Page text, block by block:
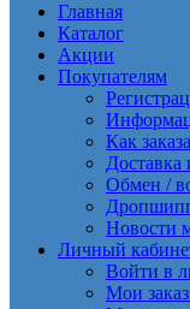
Главная
Каталог
Акции
Покупателям
Как
Доставка
Обмен /
Новости
Личный
Войти в
Мои